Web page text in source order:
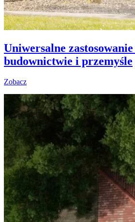
Uniwersalne
budownictwie i przemyśle
Zobacz